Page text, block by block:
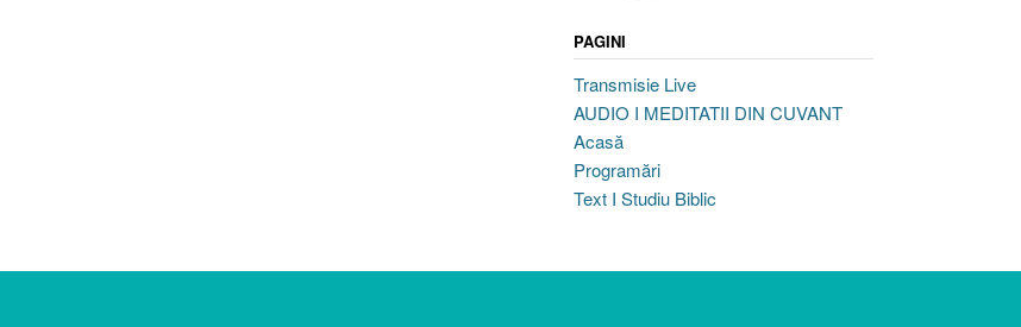
PAGINI
Transmisie Live
AUDIO I MEDITATII DIN CUVANT
Acasă
Programări
Text I Studiu Biblic